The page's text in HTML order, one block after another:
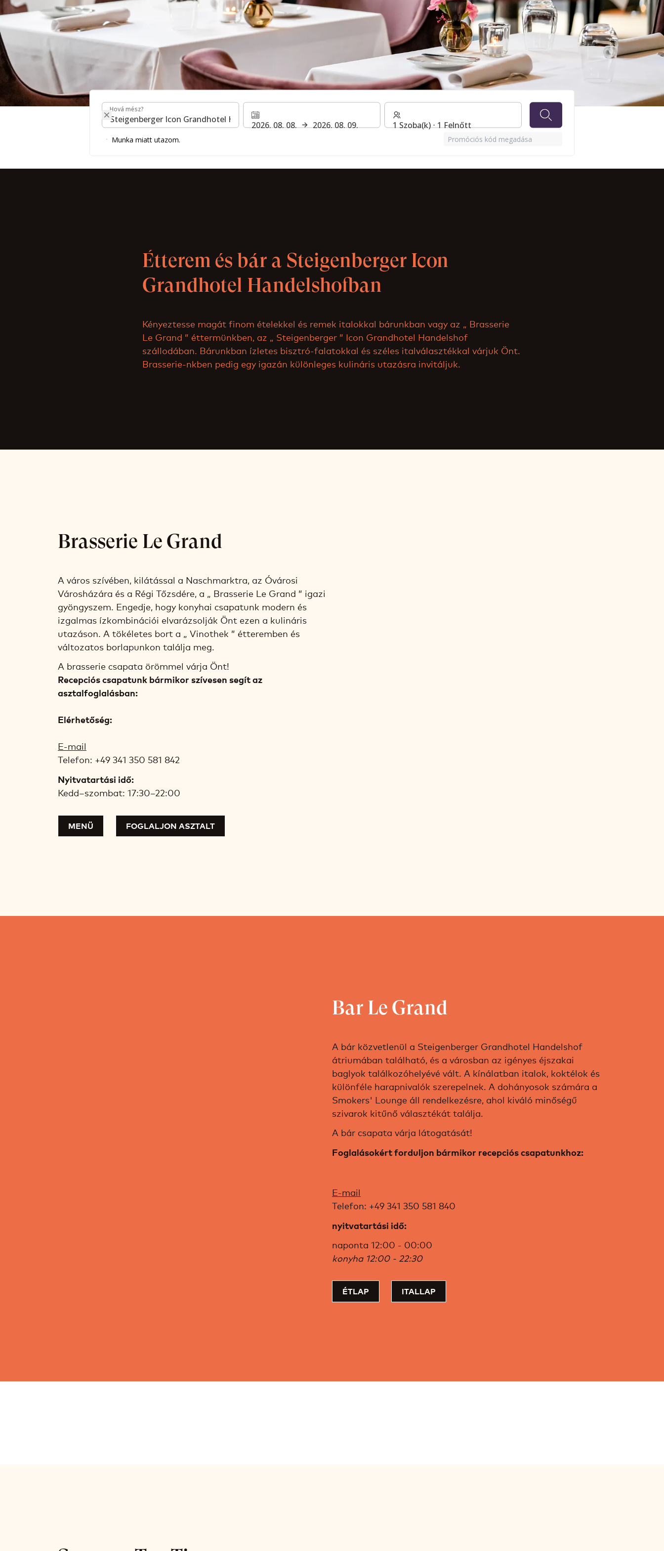
Étterem és bár a Steigenberger
Icon Grandhotel Handelshofban
Hová mész?
Hová mész?
2026. 08. 08. 2026. 08. 09. 1 Szoba(k) ⋅ 1 Felnőtt
Munka miatt utazom. Promóciós kód megadása
Étterem és bár a Steigenberger Icon
Grandhotel Handelshofban
Kényeztesse magát finom ételekkel és remek italokkal bárunkban vagy az „ Brasserie
Le Grand ” éttermünkben, az „ Steigenberger ” Icon Grandhotel Handelshof
szállodában. Bárunkban ízletes bisztró-falatokkal és széles italválasztékkal várjuk Önt.
Brasserie-nkben pedig egy igazán különleges kulináris utazásra invitáljuk.
Brasserie Le Grand
A város szívében, kilátással a Naschmarktra, az Óvárosi
Városházára és a Régi Tőzsdére, a „ Brasserie Le Grand ” igazi
gyöngyszem. Engedje, hogy konyhai csapatunk modern és
izgalmas ízkombinációi elvarázsolják Önt ezen a kulináris
utazáson. A tökéletes bort a „ Vinothek ” étteremben és
változatos borlapunkon találja meg.
A brasserie csapata örömmel várja Önt!
Recepciós csapatunk bármikor szívesen segít az
asztalfoglalásban:
Elérhetőség:
E-mail
Telefon: +49 341 350 581 842
Nyitvatartási idő:
Kedd–szombat: 17:30–22:00
MENÜ FOGLALJON ASZTALT
Bar Le Grand
A bár közvetlenül a Steigenberger Grandhotel Handelshof
átriumában található, és a városban az igényes éjszakai
baglyok találkozóhelyévé vált. A kínálatban italok, koktélok és
különféle harapnivalók szerepelnek. A dohányosok számára a
Smokers' Lounge áll rendelkezésre, ahol kiváló minőségű
szivarok kitűnő választékát találja.
A bár csapata várja látogatását!
Foglalásokért forduljon bármikor recepciós csapatunkhoz:
E-mail
Telefon: +49 341 350 581 840
nyitvatartási idő:
naponta 12:00 - 00:00
konyha 12:00 - 22:30
ÉTLAP ITALLAP